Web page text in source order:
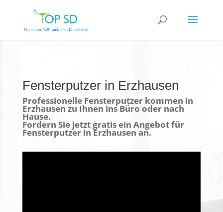
Fensterputzer in Erzhausen
Professionelle Fensterputzer kommen in
Erzhausen zu Ihnen ins Büro oder nach
Hause.
Fordern Sie jetzt gratis ein Angebot für
Fensterputzer in Erzhausen an.